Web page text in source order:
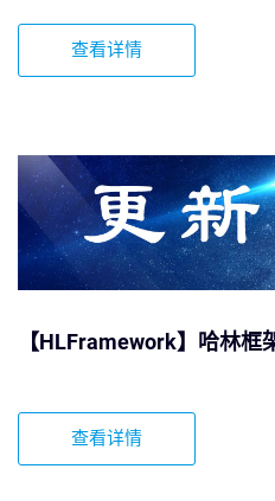
查看详情
【HLFramework】哈林
查看详情